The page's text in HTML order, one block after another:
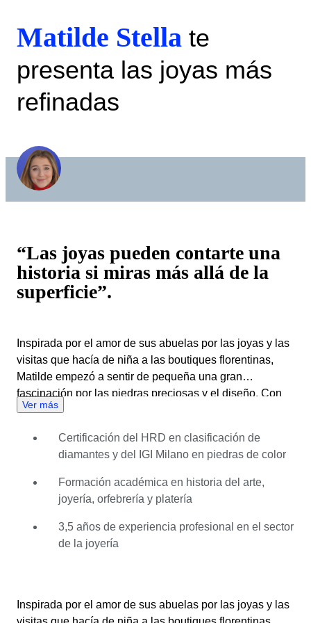
Matilde Stella te
presenta las joyas más
refinadas
“Las joyas pueden contarte una
historia si miras más allá de la
superficie”.
Inspirada por el amor de sus abuelas por las joyas y las
visitas que hacía de niña a las boutiques florentinas,
Matilde empezó a sentir de pequeña una gran
fascinación por las piedras preciosas y el diseño. Con
tres años y medio de experiencia profesional, combina
orfebrería y platería con certificaciones de los
correspondientes sectores, como en clasificación de
diamantes del HRD y en piedras de color del IGI Milano.
Su trabajo se encuentra motivado por la curiosidad y la
“detective de la belleza”, y evalúa minuciosamente el
saber hacer artesanal, la procedencia y la calidad de las
innovadoras. Al haber encontrado ya piezas
Ver más
Certificación del HRD en clasificación de
diamantes y del IGI Milano en piedras de color
Formación académica en historia del arte,
joyería, orfebrería y platería
3,5 años de experiencia profesional en el sector
de la joyería
Inspirada por el amor de sus abuelas por las joyas y las